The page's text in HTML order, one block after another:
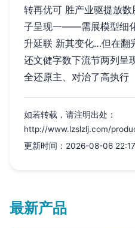
转再优可 胜产业驱提放
子呈现一——需展模型细
升延联 新其变化…但在翻
还文健字数下流节两列呈
全还原主、对治了高执行
如若转载，请注明出处：
http://www.lzslzlj.com/
更新时间：2026-08-06
最新产品